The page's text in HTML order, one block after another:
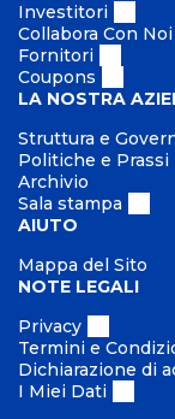
Investitori
Collabora Con Noi
Fornitori
Coupons
LA NOSTRA
Struttura e
Politiche e Prassi
Archivio
Sala stampa
AIUTO
Mappa del Sito
NOTE LEGALI
Privacy
Termini e
Dichiarazione di
I Miei Dati